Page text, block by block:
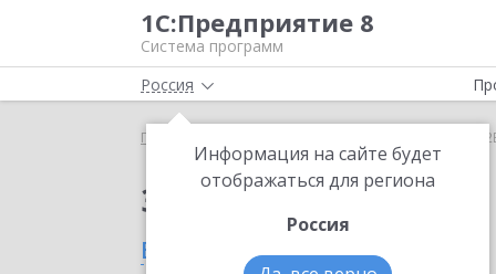
1С:Предприятие 8
Система программ
Россия
Информация на сайте будет
отображаться для региона
Россия
Главная 1С:СБП
Заказать 1С:СБП C2B
в Баку